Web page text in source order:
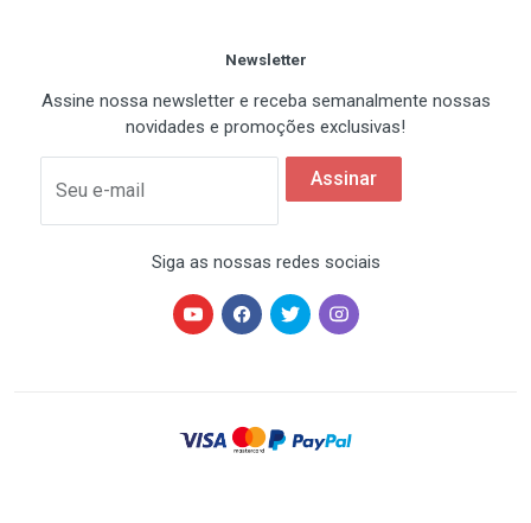
Newsletter
Assine nossa newsletter e receba semanalmente nossas
novidades e promoções exclusivas!
Seu e-mail
Assinar
Siga as nossas redes sociais